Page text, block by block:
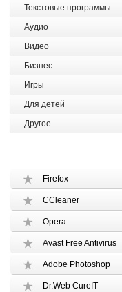
Текстовые программы
Аудио
Видео
Бизнес
Игры
Для детей
Другое
Firefox
CCleaner
Opera
Avast Free Antivirus
Adobe Photoshop
Dr.Web CureIT